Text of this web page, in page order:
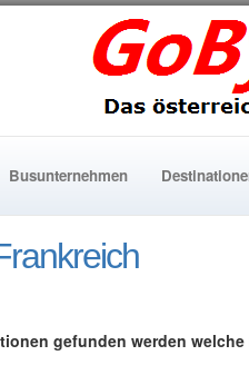
Busunternehmen
gefunden werden